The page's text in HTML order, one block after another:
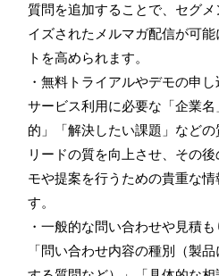
質問を追加することで、セグ
イズされたメルマガ配信が可
トを高められます。
・無料トライアルやデモの申し
サービス利用に必要な「企業
的」「解決したい課題」などの
リードの質を向上させ、その
モや提案を行うための貴重な
す。
・一般的な問い合わせや見積
「問い合わせ内容の種別（製